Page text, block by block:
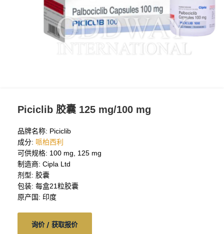
Piciclib 胶囊 125 mg/100 mg
品牌名称: Piciclib
成分: 哌柏西利
可供规格: 100 mg, 125 mg
制造商: Cipla Ltd
剂型: 胶囊
包装: 每盒21粒胶囊
原产国: 印度
询价 / 获取报价